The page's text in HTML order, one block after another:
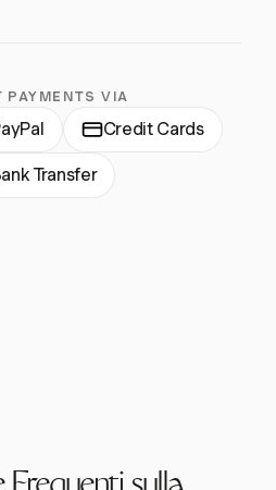
PAYMENTS VIA
Credit Cards
Transfer